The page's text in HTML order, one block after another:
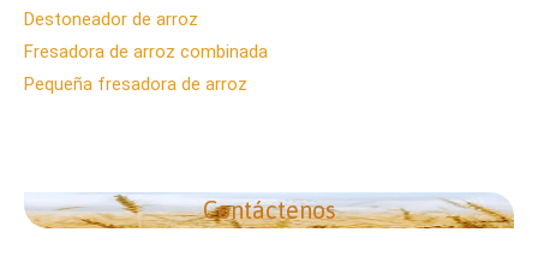
Destoneador de arroz
Fresadora de arroz combinada
Pequeña fresadora de arroz
Contáctenos